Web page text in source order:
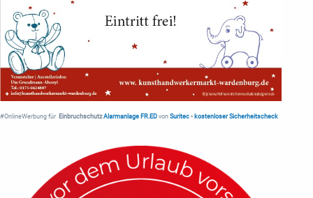
#OnlineWerbung für Einbruchschutz Alarmanlage FR.ED von Suritec • kostenloser Sicherheitscheck